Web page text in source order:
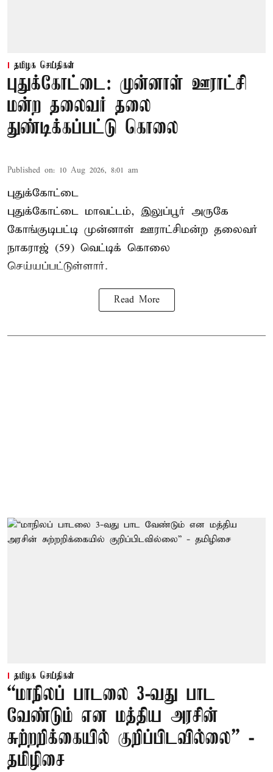
தமிழக செய்திகள்
புதுக்கோட்டை: முன்னாள் ஊராட்சி
மன்ற தலைவர் தலை
துண்டிக்கப்பட்டு கொலை
Published on: 10 Aug 2026, 8:01 am
புதுக்கோட்டை
புதுக்கோட்டை மாவட்டம், இலுப்பூர் அருகே
கோங்குடிபட்டி முன்னாள் ஊராட்சிமன்ற தலைவர்
நாகராஜ் (59) வெட்டிக் கொலை
செய்யப்பட்டுள்ளார்.
Read More
தமிழக செய்திகள்
“மாநிலப் பாடலை 3-வது பாட
வேண்டும் என மத்திய அரசின்
சுற்றறிக்கையில் குறிப்பிடவில்லை” -
தமிழிசை